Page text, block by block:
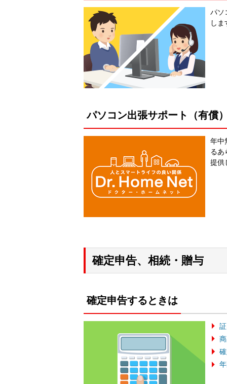
パソ
しま
パソコン出張サポート（有償
年中
るあ
提供
確定申告、相続・贈与
確定申告するときは